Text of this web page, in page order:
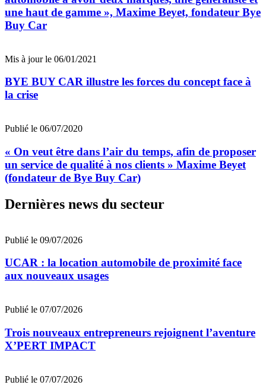
une haut de gamme », Maxime Beyet, fondateur Bye
Buy Car
Mis à jour le 06/01/2021
BYE BUY CAR illustre les forces du concept face à
la crise
Publié le 06/07/2020
« On veut être dans l’air du temps, afin de proposer
un service de qualité à nos clients » Maxime Beyet
(fondateur de Bye Buy Car)
Dernières news du secteur
Publié le 09/07/2026
UCAR : la location automobile de proximité face
aux nouveaux usages
Publié le 07/07/2026
Trois nouveaux entrepreneurs rejoignent l’aventure
X’PERT IMPACT
Publié le 07/07/2026